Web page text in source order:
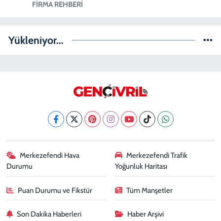
FIRMA REHBERI
Yükleniyor...
Merkezefendi Hava
Durumu
Merkezefendi Trafik
Yoğunluk Haritası
Puan Durumu ve Fikstür Tüm Manşetler
Son Dakika Haberleri Haber Arşivi